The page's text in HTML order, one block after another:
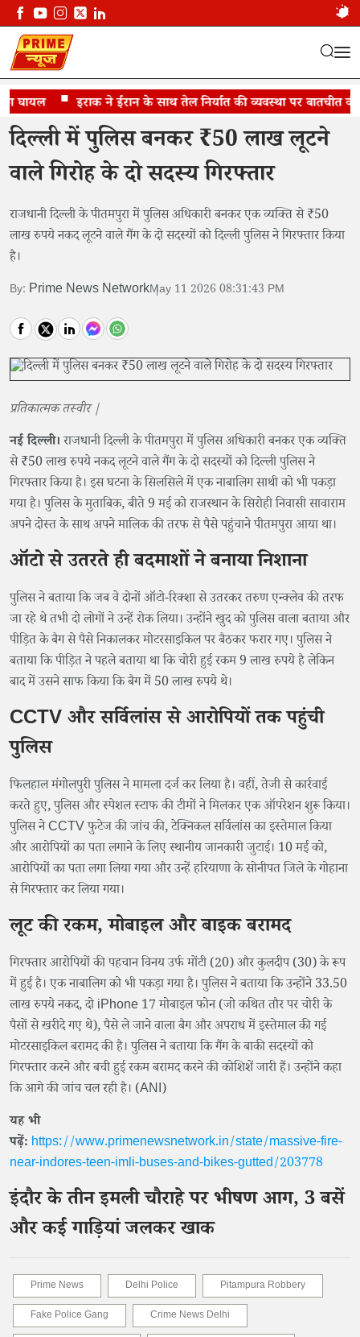
इराक ने ईरान के साथ तेल निर्यात की व्यवस्था पर बातचीत की
पुलिस की वर्दी में बड़ी लूट
दिल्ली में पुलिस बनकर ₹50 लाख लूटने
वाले गिरोह के दो सदस्य गिरफ्तार
राजधानी दिल्ली के पीतमपुरा में पुलिस अधिकारी बनकर एक व्यक्ति से ₹50
लाख रुपये नकद लूटने वाले गैंग के दो सदस्यों को दिल्ली पुलिस ने गिरफ्तार किया
है।
By: Prime News NetworkMay 11 2026 08:31:43 PM
प्रतिकात्मक तस्वीर |
नई दिल्ली।राजधानी दिल्ली के पीतमपुरा में पुलिस अधिकारी बनकर एक व्यक्ति
से ₹50 लाख रुपये नकद लूटने वाले गैंग के दो सदस्यों को दिल्ली पुलिस ने
गिरफ्तार किया है। इस घटना के सिलसिले में एक नाबालिग साथी को भी पकड़ा
गया है। पुलिस के मुताबिक, बीते 9 मई को राजस्थान के सिरोही निवासी सावाराम
अपने दोस्त के साथ अपने मालिक की तरफ से पैसे पहुंचाने पीतमपुरा आया था।
ऑटो से उतरते ही बदमाशों ने बनाया निशाना
पुलिस ने बताया कि जब वे दोनों ऑटो-रिक्शा से उतरकर तरुण एन्क्लेव की तरफ
जा रहे थे तभी दो लोगों ने उन्हें रोक लिया। उन्होंने खुद को पुलिस वाला बताया और
पीड़ित के बैग से पैसे निकालकर मोटरसाइकिल पर बैठकर फरार गए। पुलिस ने
बताया कि पीड़ित ने पहले बताया था कि चोरी हुई रकम 9 लाख रुपये है लेकिन
बाद में उसने साफ किया कि बैग में 50 लाख रुपये थे।
CCTV और सर्विलांस से आरोपियों तक पहुंची
पुलिस
फिलहाल मंगोलपुरी पुलिस ने मामला दर्ज कर लिया है। वहीं, तेजी से कार्रवाई
करते हुए, पुलिस और स्पेशल स्टाफ की टीमों ने मिलकर एक ऑपरेशन शुरू किया।
पुलिस ने CCTV फुटेज की जांच की, टेक्निकल सर्विलांस का इस्तेमाल किया
और आरोपियों का पता लगाने के लिए स्थानीय जानकारी जुटाई। 10 मई को,
आरोपियों का पता लगा लिया गया और उन्हें हरियाणा के सोनीपत जिले के गोहाना
से गिरफ्तार कर लिया गया।
लूट की रकम, मोबाइल और बाइक बरामद
गिरफ्तार आरोपियों की पहचान विनय उर्फ ​​मोंटी (20) और कुलदीप (30) के रूप
में हुई है। एक नाबालिग को भी पकड़ा गया है। पुलिस ने बताया कि उन्होंने 33.50
लाख रुपये नकद, दो iPhone 17 मोबाइल फोन (जो कथित तौर पर चोरी के
पैसों से खरीदे गए थे), पैसे ले जाने वाला बैग और अपराध में इस्तेमाल की गई
मोटरसाइकिल बरामद की है। पुलिस ने बताया कि गैंग के बाकी सदस्यों को
गिरफ्तार करने और बची हुई रकम बरामद करने की कोशिशें जारी हैं। उन्होंने कहा
कि आगे की जांच चल रही है। (ANI)
यह भी
पढ़ें: https://www.primenewsnetwork.in/state/massive-fire-
near-indores-teen-imli-buses-and-bikes-gutted/203778
इंदौर के तीन इमली चौराहे पर भीषण आग, 3 बसें
और कई गाड़ियां जलकर खाक
Prime News Delhi Police
Pitampura Robbery
Fake Police Gang
Crime News Delhi